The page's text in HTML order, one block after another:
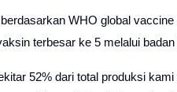
WHO global
terbesar ke 5 melalui
52% dari total produksi